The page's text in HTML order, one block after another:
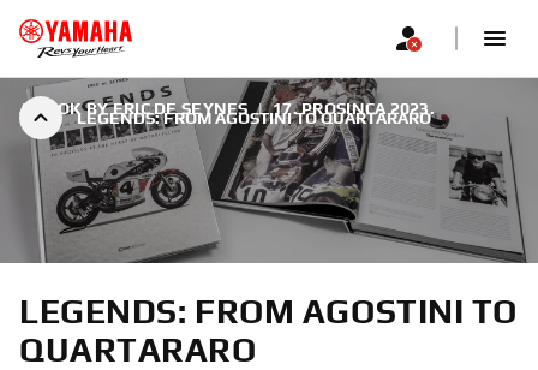
LEGENDS: FROM AGOSTINI TO QUARTARARO
A BOOK BY ERIC DE SEYNES | 17. PROSINCA 2023.
LEGENDS: FROM AGOSTINI TO
QUARTARARO